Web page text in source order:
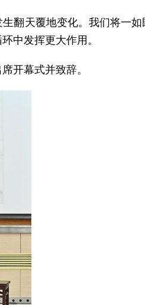
翻天覆地变化。我们将一
中发挥更大作用。
开幕式并致辞。